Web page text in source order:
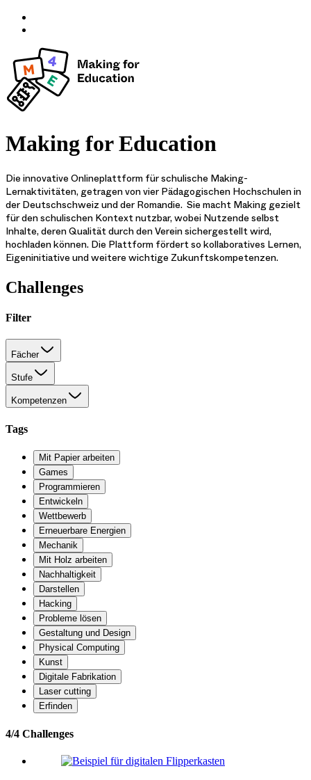
Making for Education
Die innovative Onlineplattform für schulische Making-
Lernaktivitäten, getragen von vier Pädagogischen Hochschulen in
der Deutschschweiz und der Romandie. Sie macht Making gezielt
für den schulischen Kontext nutzbar, wobei Nutzende selbst
Inhalte, deren Qualität durch den Verein sichergestellt wird,
hochladen können. Die Plattform fördert so kollaboratives Lernen,
Eigeninitiative und weitere wichtige Zukunftskompetenzen.
Challenges
Filter
Fächer
Stufe
Kompetenzen
Tags
Mit Papier arbeiten
Games
Programmieren
Entwickeln
Wettbewerb
Erneuerbare Energien
Mechanik
Mit Holz arbeiten
Nachhaltigkeit
Darstellen
Hacking
Probleme lösen
Gestaltung und Design
Physical Computing
Kunst
Digitale Fabrikation
Laser cutting
Erfinden
4/4 Challenges